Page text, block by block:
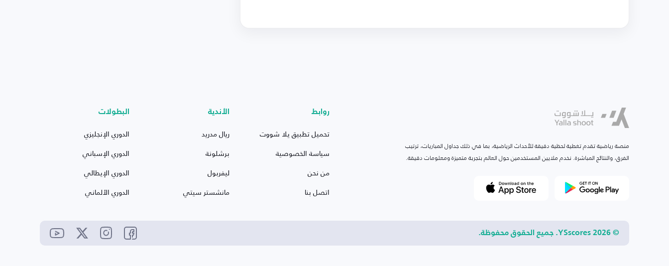
منصة رياضية تقدم تغطية لحظية دقيقة للأحداث الرياضية، بما في ذلك جداول المباريات، ترتيب
الفرق، والنتائج المباشرة. نخدم ملايين المستخدمين حول العالم بتجربة متميزة ومعلومات دقيقة.
روابط
تحميل تطبيق يلا شووت
سياسة الخصوصية
من نحن
اتصل بنا
الأندية
ريال مدريد
برشلونة
ليفربول
مانشستر سيتي
البطولات
الدوري الإنجليزي
الدوري الإسباني
الدوري الإيطالي
الدوري الألماني
© 2026 YSscores. جميع الحقوق محفوظة.